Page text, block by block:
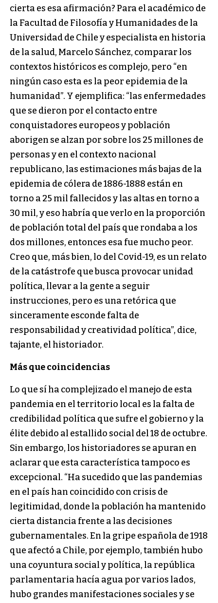
cierta es esa afirmación? Para el académico de
la Facultad de Filosofía y Humanidades de la
Universidad de Chile y especialista en historia
de la salud, Marcelo Sánchez, comparar los
contextos históricos es complejo, pero “en
ningún caso esta es la peor epidemia de la
humanidad”. Y ejemplifica: “las enfermedades
que se dieron por el contacto entre
conquistadores europeos y población
aborigen se alzan por sobre los 25 millones de
personas y en el contexto nacional
republicano, las estimaciones más bajas de la
epidemia de cólera de 1886-1888 están en
torno a 25 mil fallecidos y las altas en torno a
30 mil, y eso habría que verlo en la proporción
de población total del país que rondaba a los
dos millones, entonces esa fue mucho peor.
Creo que, más bien, lo del Covid-19, es un relato
de la catástrofe que busca provocar unidad
política, llevar a la gente a seguir
instrucciones, pero es una retórica que
sinceramente esconde falta de
responsabilidad y creatividad política”, dice,
tajante, el historiador.
Más que coincidencias
Lo que sí ha complejizado el manejo de esta
pandemia en el territorio local es la falta de
credibilidad política que sufre el gobierno y la
élite debido al estallido social del 18 de octubre.
Sin embargo, los historiadores se apuran en
aclarar que esta característica tampoco es
excepcional. “Ha sucedido que las pandemias
en el país han coincidido con crisis de
legitimidad, donde la población ha mantenido
cierta distancia frente a las decisiones
gubernamentales. En la gripe española de 1918
que afectó a Chile, por ejemplo, también hubo
una coyuntura social y política, la república
parlamentaria hacía agua por varios lados,
hubo grandes manifestaciones sociales y se